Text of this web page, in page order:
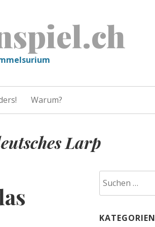
Warum?
Larp
nach:
KATEGORIEN